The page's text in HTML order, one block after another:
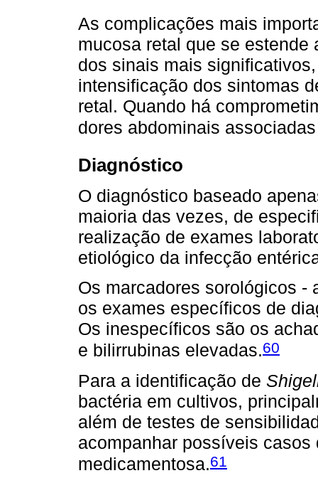
As complicações mais
mucosa retal que se estende
dos sinais mais
intensificação dos sintomas
retal. Quando há
dores abdominais
Diagnóstico
O diagnóstico baseado
maioria das vezes, de
realização de exames
etiológico da infecção
Os marcadores sorológicos -
os exames específicos de
Os inespecíficos são os
e bilirrubinas elevadas.60
Para a identificação de
bactéria em cultivos,
além de testes de
acompanhar possíveis
medicamentosa.61